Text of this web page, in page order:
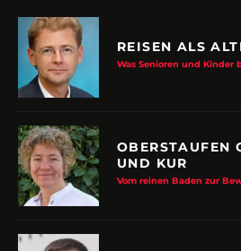
REISEN ALS
Was Senioren und Kinder
OBERSTAUFEN
UND KUR
Vom reinen Baden zur